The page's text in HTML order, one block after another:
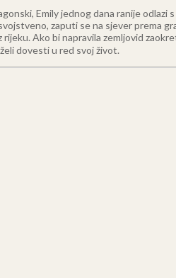
Emily jednog dana ranije
zaputi se na sjever prema
rijeku. Ako bi napravila zemljovid
dovesti u red svoj život.